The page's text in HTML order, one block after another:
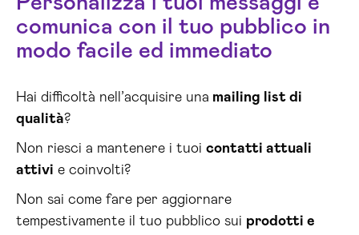
comunica con il tuo pubblico in
modo facile ed immediato
Hai difficoltà nell’acquisire una mailing list di
qualità?
Non riesci a mantenere i tuoi contatti attuali
attivi e coinvolti?
Non sai come fare per aggiornare
tempestivamente il tuo pubblico sui prodotti e